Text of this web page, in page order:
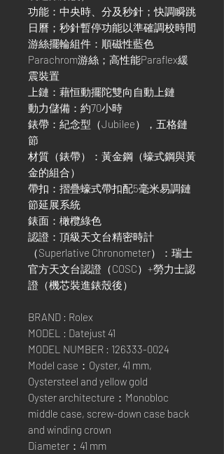
功能：中央時、分及秒針；快調瞬跳
日曆；秒針暫停功能以準確調校時間
游絲擺輪組件：順磁性藍色
Parachrom游絲；高性能Paraflex緩
震裝置
上鏈：藉恒動擺陀雙向自動上鏈
動力儲備：約70小時
錶帶：紀念型（Jubilee），五格鏈
節
材質（錶帶）：黃金鋼（蠔式鋼與黃
金的組合）
帶扣：摺疊蠔式帶扣配5毫米易調鏈
節延展系統
錶面：橄欖綠色
認證：頂級天文台精密時計
（Superlative Chronometer）：瑞士
官方天文台認證（COSC）+勞力士認
證（機芯裝進錶殼後）
BRAND : Rolex
MODEL : Datejust 41
MODEL NUMBER : 126333-0024
Model case：Oyster, 41 mm,
Oystersteel and yellow gold
Oyster architecture：Monobloc
middle case, screw-down case back
and winding crown
Diameter：41 mm